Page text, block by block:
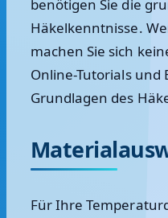
benötigen Sie die
Häkelkenntnisse.
machen Sie sich
Online-Tutorials und
Grundlagen des
Für Ihre